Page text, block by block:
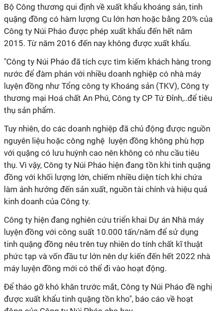
Bộ Công thương qui định về xuất khẩu khoáng sản, tinh
quặng đồng có hàm lượng Cu lớn hơn hoặc bằng 20% của
Công ty Núi Pháo được phép xuất khẩu đến hết năm
2015. Từ năm 2016 đến nay không được xuất khẩu.
"Công ty Núi Pháo đã tích cực tìm kiếm khách hàng trong
nước để đàm phán với nhiều doanh nghiệp có nhà máy
luyện đồng như Tổng công ty Khoáng sản (TKV), Công ty
thương mại Hoá chất An Phú, Công ty CP Tứ Đỉnh,..để tiêu
thụ sản phẩm.
Tuy nhiên, do các doanh nghiệp đã chủ động được nguồn
nguyên liệu hoặc công nghệ luyện đồng không phù hợp
với quặng có lưu huỳnh cao nên không có nhu cầu tiêu
thụ. Vì vậy, Công ty Núi Pháo hiện đang tồn khi tinh quặng
đồng với khối lượng lớn, chiếm nhiều diện tích khi chứa
làm ảnh hưởng đến sản xuất, nguồn tài chính và hiệu quả
kinh doanh của Công ty.
Công ty hiện đang nghiên cứu triển khai Dự án Nhà máy
luyện đồng với công suất 10.000 tấn/năm để sử dụng
tinh quặng đồng nêu trên tuy nhiên do tính chất kĩ thuật
phức tạp và vốn đầu tư lớn nên dự kiến đến hết 2022 nhà
máy luyện đồng mới có thể đi vào hoạt động.
Để tháo gỡ khó khăn trước mắt, Công ty Núi Pháo đề nghị
được xuất khẩu tinh quặng tồn kho", báo cáo về hoạt